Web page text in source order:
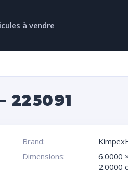
à vendre
225091
Brand:
Dimensions:
6.0000
2.0000